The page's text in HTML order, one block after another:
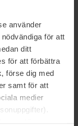
använder
för att
ditt
för att förbättra
förse dig med
samt för att
medier